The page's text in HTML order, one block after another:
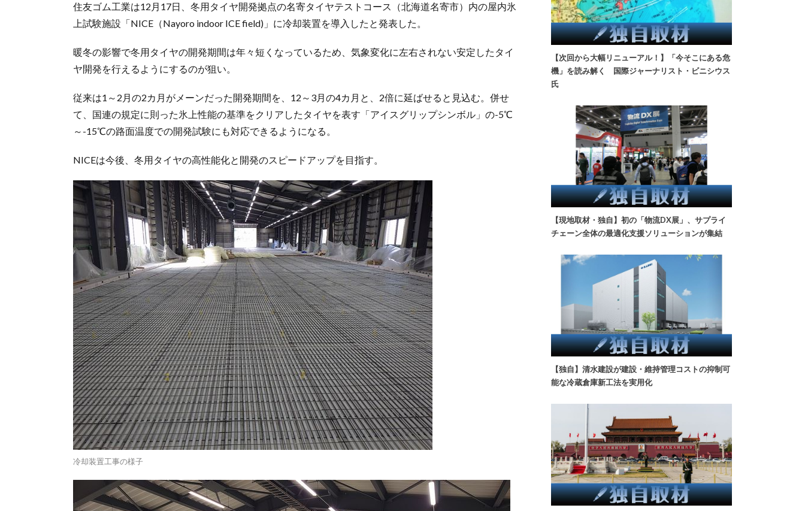
住友ゴム工業は12月17日、冬用タイヤ開発拠点の名寄タイヤテストコース（北海道名寄市）内の屋内氷
上試験施設「NICE（Nayoro indoor ICE field)」に冷却装置を導入したと発表した。
暖冬の影響で冬用タイヤの開発期間は年々短くなっているため、気象変化に左右されない安定したタイ
ヤ開発を行えるようにするのが狙い。
従来は1～2月の2カ月がメーンだった開発期間を、12～3月の4カ月と、2倍に延ばせると見込む。併せ
て、国連の規定に則った氷上性能の基準をクリアしたタイヤを表す「アイスグリップシンボル」の-5℃
～-15℃の路面温度での開発試験にも対応できるようになる。
NICEは今後、冬用タイヤの高性能化と開発のスピードアップを目指す。
冷却装置工事の様子
【次回から大幅リニューアル！】「今そこにある危
機」を読み解く 国際ジャーナリスト・ビニシウス
氏
【現地取材・独自】初の「物流DX展」、サプライ
チェーン全体の最適化支援ソリューションが集結
【独自】清水建設が建設・維持管理コストの抑制可
能な冷蔵倉庫新工法を実用化